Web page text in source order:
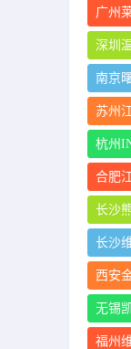
广州
深圳
南京
苏州
杭州
合肥
长沙
长沙
西安
无锡
福州